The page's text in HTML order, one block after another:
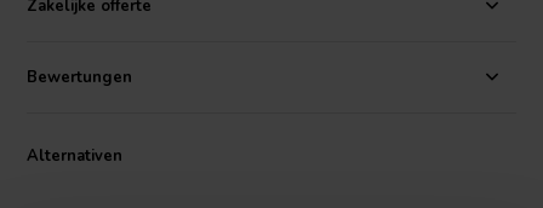
Zakelijke offerte
Bewertungen
Alternativen